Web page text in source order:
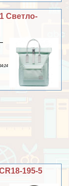
Светло-
195-5